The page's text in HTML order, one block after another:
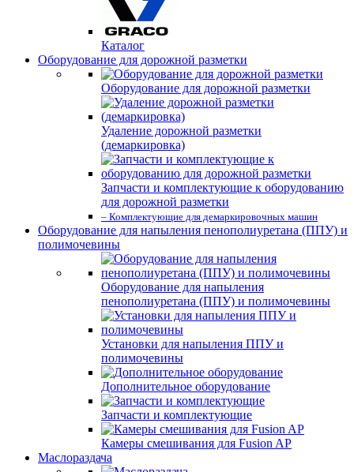
Каталог
Оборудование для дорожной разметки
Оборудование для дорожной разметки
Удаление дорожной разметки
(демаркировка)
Запчасти и комплектующие к оборудованию
для дорожной разметки
– Комплектующие для демаркировочных машин
Оборудование для напыления пенополиуретана (ППУ) и
полимочевины
Оборудование для напыления
пенополиуретана (ППУ) и полимочевины
Установки для напыления ППУ и
полимочевины
Дополнительное оборудование
Запчасти и комплектующие
Камеры смешивания для Fusion AP
Маслораздача